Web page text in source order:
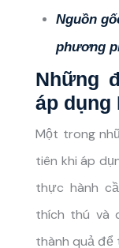
Nguồn
phương
Những
áp dụng
Một trong
tiên khi áp
thực hành
thích thú và
thành quả để